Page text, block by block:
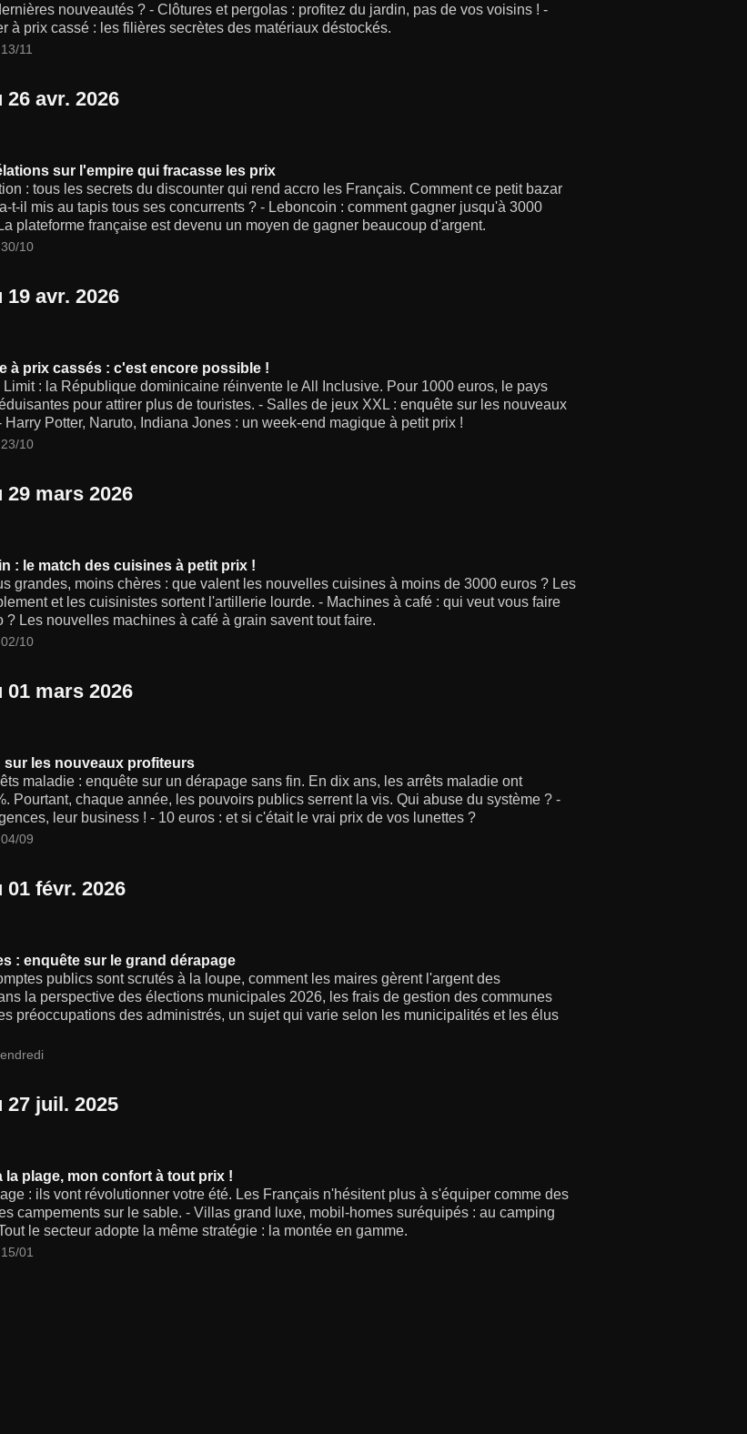
nouveautés ? - Clôtures et pergolas : profitez du jardin, pas de vos voisins ! -
à prix cassé : les filières secrètes des matériaux déstockés.
11
avr. 2026
sur l'empire qui fracasse les prix
: tous les secrets du discounter qui rend accro les Français. Comment ce petit bazar
t-il mis au tapis tous ses concurrents ? - Leboncoin : comment gagner jusqu'à 3000
plateforme française est devenu un moyen de gagner beaucoup d'argent.
10
avr. 2026
à prix cassés : c'est encore possible !
: la République dominicaine réinvente le All Inclusive. Pour 1000 euros, le pays
pour attirer plus de touristes. - Salles de jeux XXL : enquête sur les nouveaux
Harry Potter, Naruto, Indiana Jones : un week-end magique à petit prix !
10
mars 2026
: le match des cuisines à petit prix !
grandes, moins chères : que valent les nouvelles cuisines à moins de 3000 euros ? Les
et les cuisinistes sortent l'artillerie lourde. - Machines à café : qui veut vous faire
? Les nouvelles machines à café à grain savent tout faire.
10
mars 2026
sur les nouveaux profiteurs
maladie : enquête sur un dérapage sans fin. En dix ans, les arrêts maladie ont
Pourtant, chaque année, les pouvoirs publics serrent la vis. Qui abuse du système ? -
leur business ! - 10 euros : et si c'était le vrai prix de vos lunettes ?
09
févr. 2026
: enquête sur le grand dérapage
publics sont scrutés à la loupe, comment les maires gèrent l'argent des
la perspective des élections municipales 2026, les frais de gestion des communes
préoccupations des administrés, un sujet qui varie selon les municipalités et les élus
juil. 2025
la plage, mon confort à tout prix !
: ils vont révolutionner votre été. Les Français n'hésitent plus à s'équiper comme des
campements sur le sable. - Villas grand luxe, mobil-homes suréquipés : au camping
le secteur adopte la même stratégie : la montée en gamme.
01